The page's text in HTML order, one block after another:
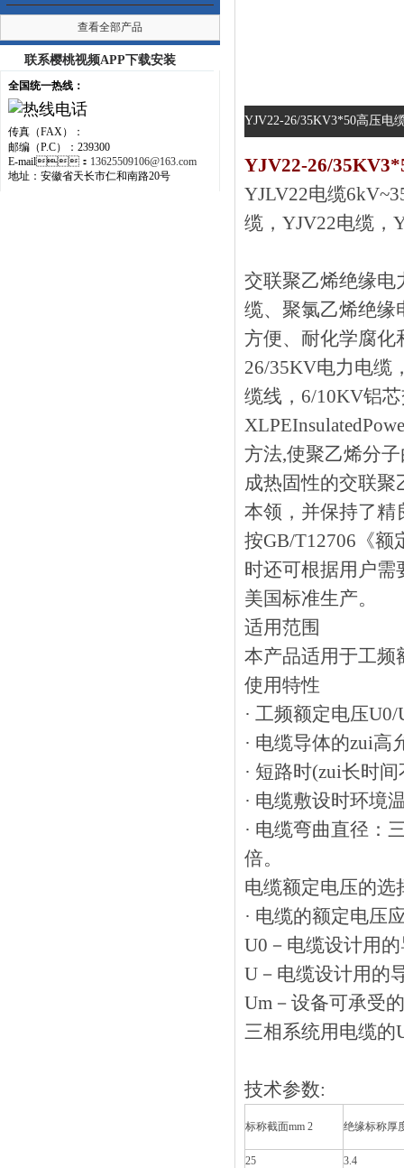
查看全部产品
联系樱桃视频APP下载安装
全国统一热线：
传真（FAX）：
邮编（P.C）：239300
E-mail： 13625509106@163.com
地址：安徽省天长市仁和南路20号
YJV22-26/35KV3*50高压电缆
YJV22-26/
YJLV22电缆
缆，YJV22电缆
交联聚乙烯绝缘电
缆、聚氯乙烯绝
方便、耐化学腐
26/35KV电力电缆
缆线，6/10KV
方法,使聚乙烯分
成热固性的交联聚
本领，并保持了
按GB/T12706《额
时还可根据用户需
美国标准生产。
适用范围
本产品适用于工频
使用特性
· 工频额定电压U0/U
· 电缆导体的zui高允
· 短路时(zui长时间
· 电缆敷设时环境
· 电缆弯曲直径
倍。
电缆额定电压的选
· 电缆的额定电压
U0－电缆设计用的
U－电缆设计用的
Um－设备可承受的
三相系统用电缆的U0
技术参数:
标称截面mm 2 绝缘标称厚
25
3.4